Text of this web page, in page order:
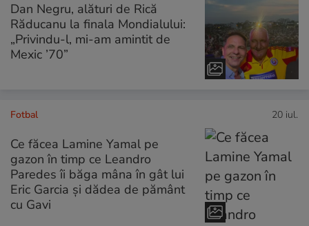
Dan Negru, alături de Rică
Răducanu la finala Mondialului:
„Privindu-l, mi-am amintit de
Mexic ’70”
Fotbal 20 iul.
Ce făcea Lamine Yamal pe
gazon în timp ce Leandro
Paredes îi băga mâna în gât lui
Eric Garcia și dădea de pământ
cu Gavi